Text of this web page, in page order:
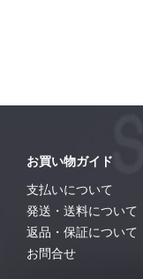
お買い物ガイド
支払いについて
発送・送料について
返品・保証について
お問合せ